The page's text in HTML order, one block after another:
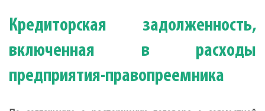
Кредиторская задолженность,
включенная в расходы
предприятия-правопреемника